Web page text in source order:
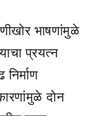
भाषणांमुळे
प्रयत्न
दोन